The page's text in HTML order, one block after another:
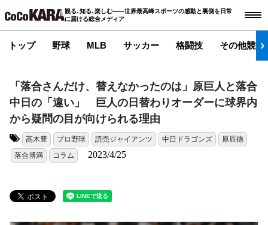
観る､知る､楽しむ――世界最高峰スポーツの感動と裏側を日常
に届ける総合メディア
トップ 野球 MLB サッカー 格闘技 その他競技
「落合さんだけ、替えなかったのは」原巨人と落合
中日の「違い」 巨人の日替わりオーダーに球界内
から疑問の目が向けられる理由
高木豊 プロ野球 読売ジャイアンツ 中日ドラゴンズ
原辰徳
落合博満
コラム 2023/4/25